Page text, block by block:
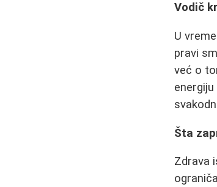
Vodič
U
pravi
već o
Šta
Zdrava